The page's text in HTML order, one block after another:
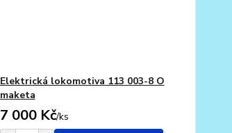
Elektrická lokomotiva 113 003-8 O
maketa
7 000 Kč/ks